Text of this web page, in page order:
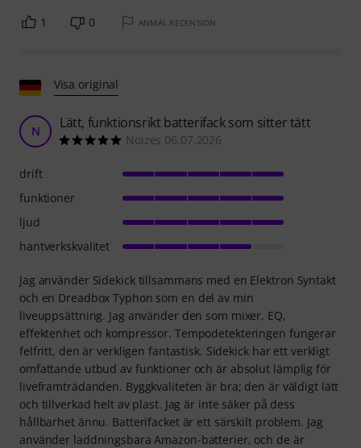
1 0 ANMÄL RECENSION
Visa original
N Lätt, funktionsrikt batterifack som sitter tätt
Noizes 06.07.2026
Jag använder Sidekick tillsammans med en Elektron Syntakt
och en Dreadbox Typhon som en del av min
liveuppsättning. Jag använder den som mixer, EQ,
effektenhet och kompressor. Tempodetekteringen fungerar
felfritt, den är verkligen fantastisk. Sidekick har ett verkligt
omfattande utbud av funktioner och är absolut lämplig för
liveframträdanden. Byggkvaliteten är bra; den är väldigt lätt
och tillverkad helt av plast. Jag är inte säker på dess
hållbarhet ännu. Batterifacket är ett särskilt problem. Jag
använder laddningsbara Amazon-batterier, och de är
drift
funktioner
ljud
hantverkskvalitet